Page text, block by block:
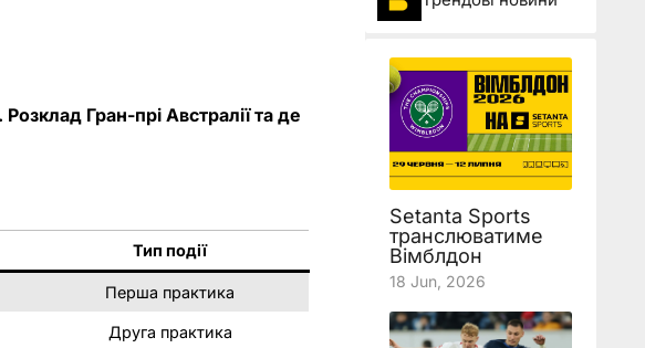
Гран-прі Австралії та де
Тип події
Перша практика
Друга практика
Setanta Sports
транслюватиме
Вімблдон
18 Jun, 2026